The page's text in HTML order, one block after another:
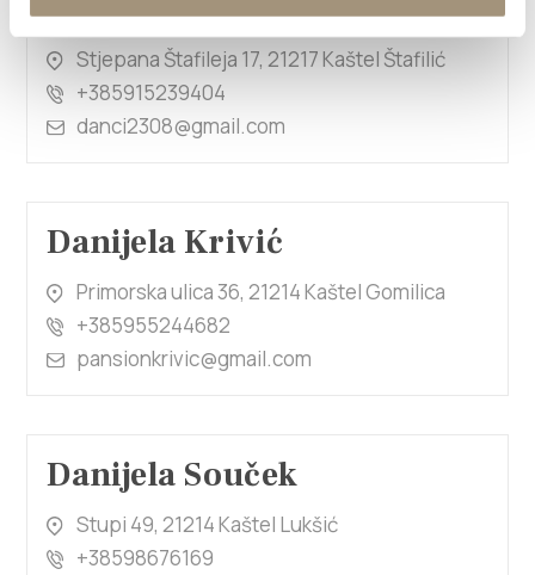
Danijela Ivković - Cigić
Stjepana Štafileja 17, 21217 Kaštel Štafilić
+385915239404
danci2308@gmail.com
Danijela Krivić
Primorska ulica 36, 21214 Kaštel Gomilica
+385955244682
pansionkrivic@gmail.com
Danijela Souček
Stupi 49, 21214 Kaštel Lukšić
+38598676169